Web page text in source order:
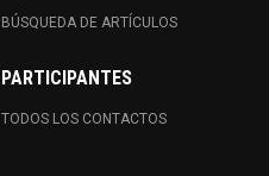
BÚSQUEDA DE ARTÍCULOS
PARTICIPANTES
TODOS LOS CONTACTOS